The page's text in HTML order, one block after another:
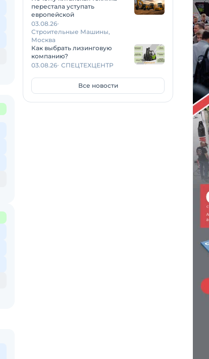
перестала уступать
европейской
03.08.26
Строительные Машины,
Москва
Как выбрать лизинговую
компанию?
03.08.26 СПЕЦТЕХЦЕНТР
Все новости